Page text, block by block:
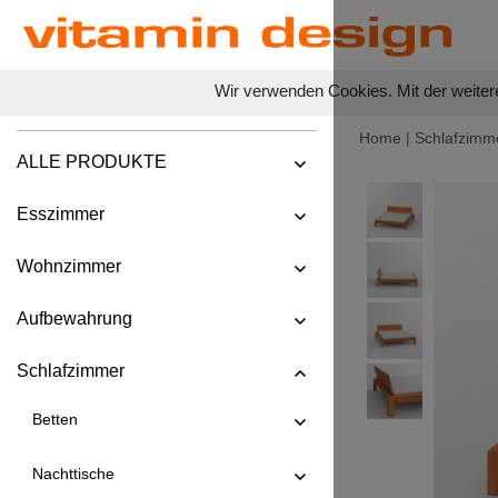
Wir verwenden Cookies. Mit der
ALLE PRODUKTE
Esszimmer
Wohnzimmer
Aufbewahrung
Schlafzimmer
Betten
Nachttische
Home |